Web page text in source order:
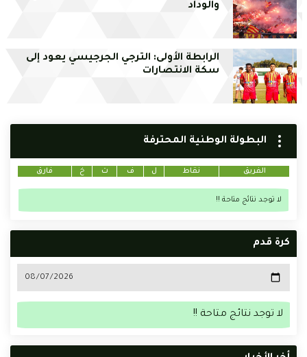
والوداد
الرابطة الأولى: الترجي الجرجيسي يعود إلى
سكة الانتصارات
البطولة الوطنية المحترفة
الفريق نقاط ل ف ت خ فارق
لا توجد نتائج متاحة !!
كرة قدم
لا توجد نتائج متاحة !!